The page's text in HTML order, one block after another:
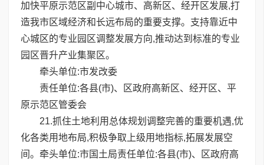
加快平原示范区副中心城市、高新区、经开区发展,打
造我市区域经济和长远布局的重要支撑。支持靠近中
心城区的专业园区调整发展方向,推动达到标准的专业
园区晋升产业集聚区。
牵头单位:市发改委
责任单位:各县(市)、区政府高新区、经开区、平
原示范区管委会
21.抓住土地利用总体规划调整完善的重要机遇,优
化各类用地布局,积极争取上级用地指标,拓展发展空
间。牵头单位:市国土局责任单位:各县(市)、区政府高